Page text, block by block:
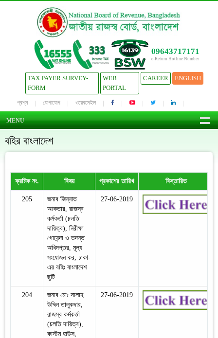
09643717171
e-Return Hotline Number
TAX PAYER SURVEY-
FORM
WEB
PORTAL
CAREER ENGLISH
প্রশ্ন যোগাযোগ ওয়েবমেইল
MENU
বহির বাংলাদেশ
ক্রমিক নং. বিষয় প্রকাশের তারিখ বিস্তারিত
205
জনাব জিন্নাত
আকতার, রাজস্ব
কর্মকর্তা (চলতি
দায়িত্ব), নিরীক্ষা
গোয়েন্দা ও তদন্ত
অধিদপ্তর, মূল্য
সংযোজন কর, ঢাকা-
এর বহিঃ বাংলাদেশ
ছুটি
27-06-2019
204
জনাব মোঃ সালাহ
উদ্দিন তালুকদার,
রাজস্ব কর্মকর্তা
(চলতি দায়িত্ব),
কাস্টম হাউস,
27-06-2019